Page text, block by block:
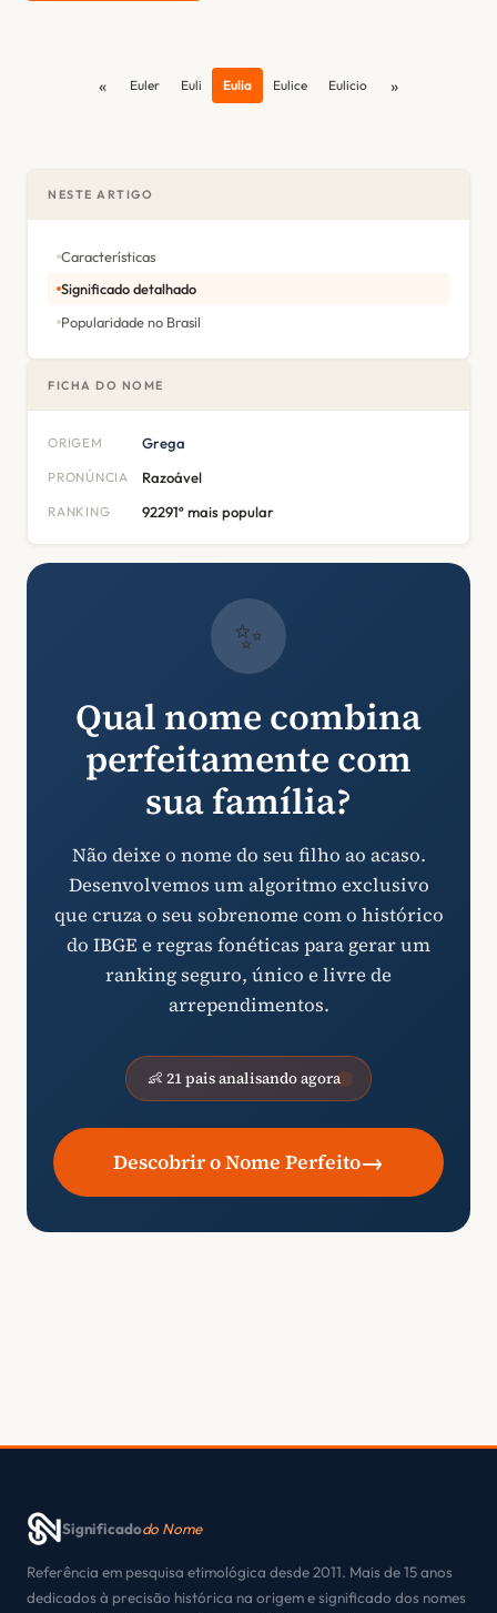
« Euler Euli Eulia Eulice Eulicio »
NESTE ARTIGO
Características
Significado detalhado
Popularidade no Brasil
FICHA DO NOME
ORIGEM Grega
PRONÚNCIA Razoável
RANKING 92291º mais popular
✨
Qual nome combina
perfeitamente com
sua família?
Não deixe o nome do seu filho ao acaso.
Desenvolvemos um algoritmo exclusivo
que cruza o seu sobrenome com o histórico
do IBGE e regras fonéticas para gerar um
ranking seguro, único e livre de
arrependimentos.
👶 21 pais analisando agora
Descobrir o Nome Perfeito→
Significadodo Nome
Referência em pesquisa etimológica desde 2011. Mais de 15 anos
dedicados à precisão histórica na origem e significado dos nomes